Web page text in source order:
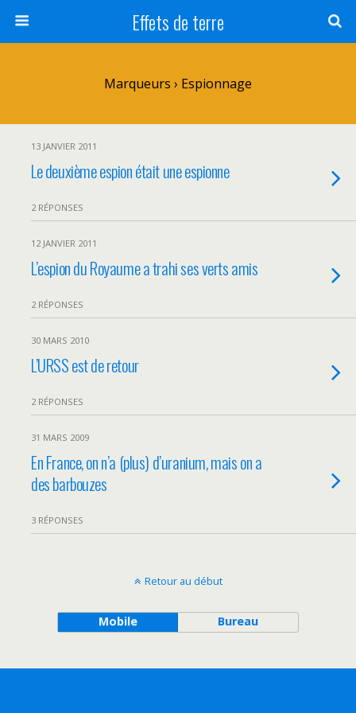
Effets de terre
Marqueurs › Espionnage
13 JANVIER 2011
Le deuxième espion était une espionne
2 RÉPONSES
12 JANVIER 2011
L’espion du Royaume a trahi ses verts amis
2 RÉPONSES
30 MARS 2010
L’URSS est de retour
2 RÉPONSES
31 MARS 2009
En France, on n’a (plus) d’uranium, mais on a
des barbouzes
3 RÉPONSES
Retour au début
Mobile Bureau